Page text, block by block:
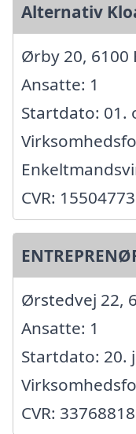
Alternativ
Ørby 20, 6100
Ansatte: 1
Startdato: 01.
CVR: 15504773
Ørstedvej 22,
Ansatte: 1
Startdato: 20.
CVR: 33768818